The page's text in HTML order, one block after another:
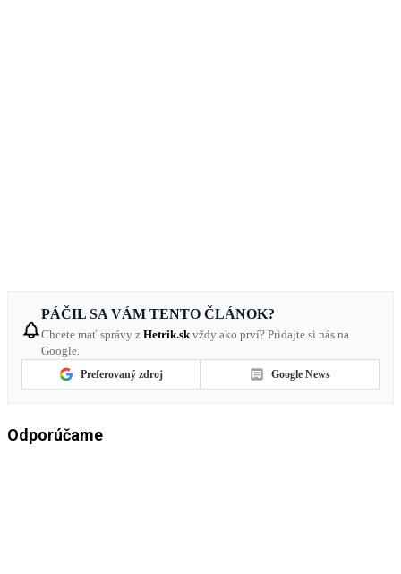
PÁČIL SA VÁM TENTO ČLÁNOK?
Chcete mať správy z Hetrik.skvždy ako prví? Pridajte si nás na
Google.
Preferovaný zdroj Google News
Odporúčame